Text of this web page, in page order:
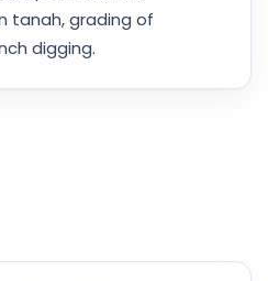
tanah, grading of
digging.